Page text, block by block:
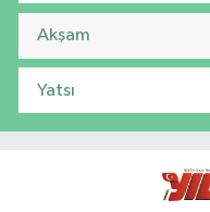
Akşam
Yatsı